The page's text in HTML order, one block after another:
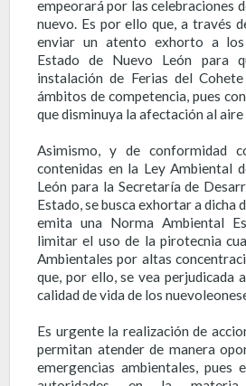
empeorará por las celebraciones
nuevo. Es por ello que, a través
enviar un atento exhorto a
Estado de Nuevo León para
instalación de Ferias del
ámbitos de competencia, pues
que disminuya la afectación al
Asimismo, y de conformidad
contenidas en la Ley Ambiental
León para la Secretaría de
Estado, se busca exhortar a dicha
emita una Norma Ambiental
limitar el uso de la pirotecnia
Ambientales por altas
que, por ello, se vea perjudicada
calidad de vida de los
Es urgente la realización de
permitan atender de manera
emergencias ambientales, pues